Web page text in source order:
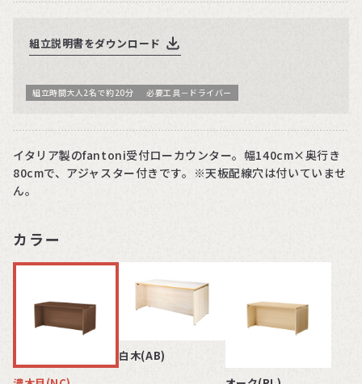
組立説明書をダウンロード
組立時間大人2名で約20分 必要工具－ドライバー
イタリア製のfantoni受付ローカウンター。幅140cm×奥行き
80cmで、アジャスター付きです。※天板配線穴は付いていませ
ん。
カラー
白木(AB)